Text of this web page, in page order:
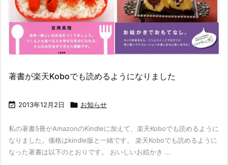
著書が楽天Koboでも読めるようになりました
 2013年12月2日  お知らせ
私の著書5冊がAmazonのKindleに加えて、楽天Koboでも読めるように
なりました。価格はkindle版と一緒です。 楽天Koboでも読めるように
なった著書は以下のとおりです。 おいしいお絵かき ...